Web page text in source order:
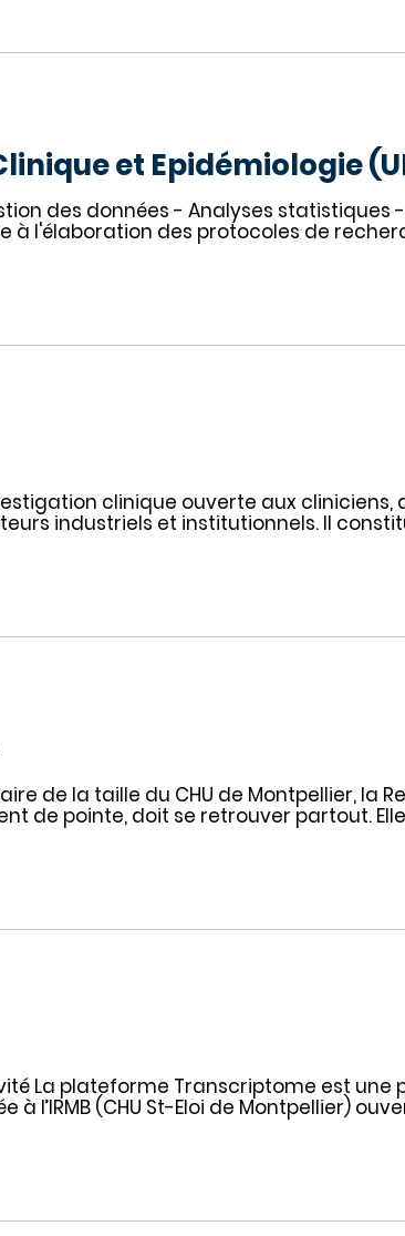
et Epidémiologie
des données - Analyses statistiques
à l'élaboration des protocoles de
clinique ouverte aux cliniciens,
industriels et institutionnels. Il
de la taille du CHU de Montpellier, la
de pointe, doit se retrouver partout.
La plateforme Transcriptome est
l’IRMB (CHU St-Eloi de Montpellier)